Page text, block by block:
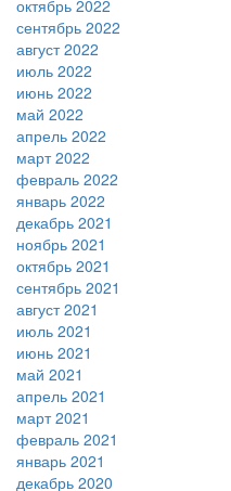
октябрь 2022
сентябрь 2022
август 2022
июль 2022
июнь 2022
май 2022
апрель 2022
март 2022
февраль 2022
январь 2022
декабрь 2021
ноябрь 2021
октябрь 2021
сентябрь 2021
август 2021
июль 2021
июнь 2021
май 2021
апрель 2021
март 2021
февраль 2021
январь 2021
декабрь 2020